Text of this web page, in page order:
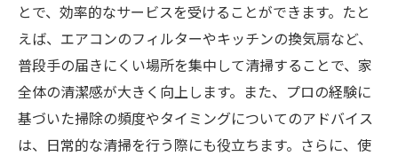
とで、効率的なサービスを受けることができます。たと
えば、エアコンのフィルターやキッチンの換気扇など、
普段手の届きにくい場所を集中して清掃することで、家
全体の清潔感が大きく向上します。また、プロの経験に
基づいた掃除の頻度やタイミングについてのアドバイス
は、日常的な清掃を行う際にも役立ちます。さらに、使